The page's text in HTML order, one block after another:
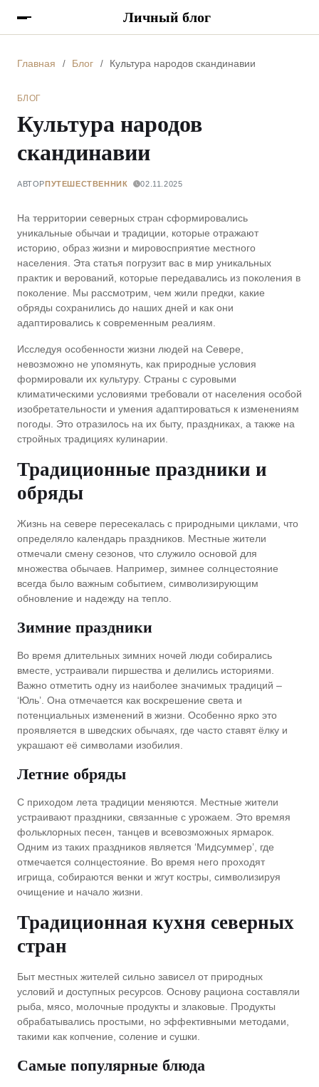
Личный блог
Главная Блог Культура народов скандинавии
БЛОГ
Культура народов
скандинавии
АВТОРПУТЕШЕСТВЕННИК 02.11.2025
На территории северных стран сформировались
уникальные обычаи и традиции, которые отражают
историю, образ жизни и мировосприятие местного
населения. Эта статья погрузит вас в мир уникальных
практик и верований, которые передавались из поколения в
поколение. Мы рассмотрим, чем жили предки, какие
обряды сохранились до наших дней и как они
адаптировались к современным реалиям.
Исследуя особенности жизни людей на Севере,
невозможно не упомянуть, как природные условия
формировали их культуру. Страны с суровыми
климатическими условиями требовали от населения особой
изобретательности и умения адаптироваться к изменениям
погоды. Это отразилось на их быту, праздниках, а также на
стройных традициях кулинарии.
Традиционные праздники и
обряды
Жизнь на севере пересекалась с природными циклами, что
определяло календарь праздников. Местные жители
отмечали смену сезонов, что служило основой для
множества обычаев. Например, зимнее солнцестояние
всегда было важным событием, символизирующим
обновление и надежду на тепло.
Зимние праздники
Во время длительных зимних ночей люди собирались
вместе, устраивали пиршества и делились историями.
Важно отметить одну из наиболее значимых традиций –
‘Юль’. Она отмечается как воскрешение света и
потенциальных изменений в жизни. Особенно ярко это
проявляется в шведских обычаях, где часто ставят ёлку и
украшают её символами изобилия.
Летние обряды
С приходом лета традиции меняются. Местные жители
устраивают праздники, связанные с урожаем. Это времяя
фольклорных песен, танцев и всевозможных ярмарок.
Одним из таких праздников является ‘Мидсуммер’, где
отмечается солнцестояние. Во время него проходят
игрища, собираются венки и жгут костры, символизируя
очищение и начало жизни.
Традиционная кухня северных
стран
Быт местных жителей сильно зависел от природных
условий и доступных ресурсов. Основу рациона составляли
рыба, мясо, молочные продукты и злаковые. Продукты
обрабатывались простыми, но эффективными методами,
такими как копчение, соление и сушки.
Самые популярные блюда